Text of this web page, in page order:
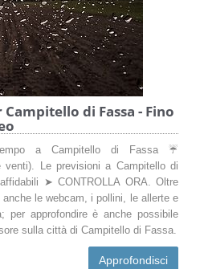
di Fassa - Fino
a Campitello di Fassa ☔
venti). Le previsioni a Campitello di
➤ CONTROLLA ORA. Oltre
le webcam, i pollini, le allerte e
per approfondire è anche possibile
sulla città di Campitello di Fassa.
Approfondisci